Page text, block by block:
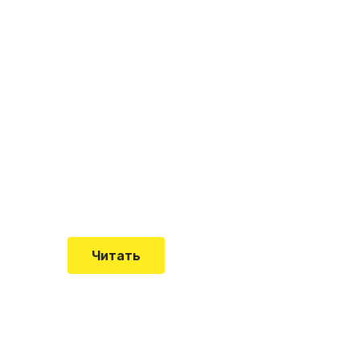
Читать